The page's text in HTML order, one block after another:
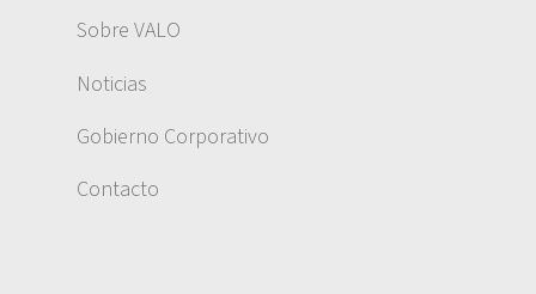
Sobre VALO
Noticias
Gobierno Corporativo
Contacto